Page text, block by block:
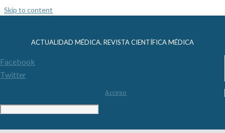
Skip to content
ACTUALIDAD MÉDICA. REVISTA CIENTÍFICA MÉDICA
Facebook
Twitter
Acceso